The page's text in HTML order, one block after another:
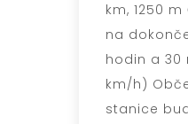
km, 1250
na
hodin a 30
km/h)
stanice